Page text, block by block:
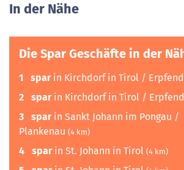
In der Nähe
Die Spar Geschäfte in der
1 sparin Kirchdorf in Tirol /
2 sparin Kirchdorf in Tirol /
3 sparin Sankt Johann im Pongau /
Plankenau (4 km)
4 sparin St. Johann in Tirol (4 km)